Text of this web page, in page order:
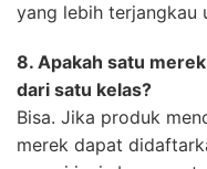
yang lebih terjangkau
8. Apakah satu
dari satu kelas?
Bisa. Jika produk
merek dapat